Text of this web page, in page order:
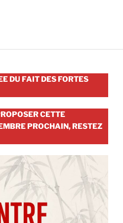
DU FAIT DES FORTES
CETTE
PROCHAIN, RESTEZ